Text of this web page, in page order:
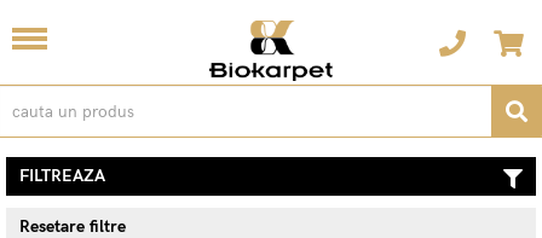
FILTREAZA
Resetare filtre